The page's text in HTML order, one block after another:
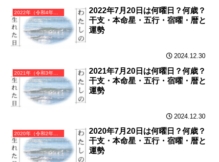
2022年（令和4年）壬寅（みずのえとら）・寅年（とら年）カレンダー（月曜はじまり）
2022年7月20日は何曜日？何歳？
干支・本命星・五行・宿曜・暦と
運勢
2024.12.30
2021年（令和3年）辛丑（かのとうし）・丑年（うし年）カレンダー（月曜はじまり）
2021年7月20日は何曜日？何歳？
干支・本命星・五行・宿曜・暦と
運勢
2024.12.30
2020年（令和2年）庚子（かのえね）・子年（ねずみ年）カレンダー（月曜はじまり）
2020年7月20日は何曜日？何歳？
干支・本命星・五行・宿曜・暦と
運勢